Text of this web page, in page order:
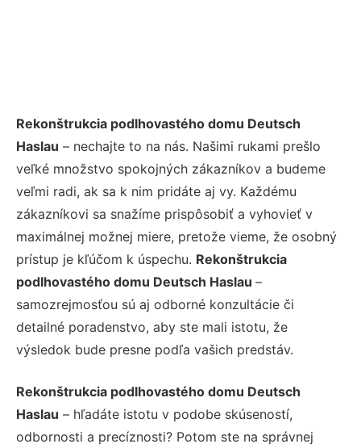
Rekonštrukcia podlhovastého domu Deutsch
Haslau – nechajte to na nás. Našimi rukami prešlo
veľké množstvo spokojných zákazníkov a budeme
veľmi radi, ak sa k nim pridáte aj vy. Každému
zákazníkovi sa snažíme prispôsobiť a vyhovieť v
maximálnej možnej miere, pretože vieme, že osobný
prístup je kľúčom k úspechu. Rekonštrukcia
podlhovastého domu Deutsch Haslau –
samozrejmosťou sú aj odborné konzultácie či
detailné poradenstvo, aby ste mali istotu, že
výsledok bude presne podľa vašich predstáv.
Rekonštrukcia podlhovastého domu Deutsch
Haslau – hľadáte istotu v podobe skúseností,
odbornosti a precíznosti? Potom ste na správnej